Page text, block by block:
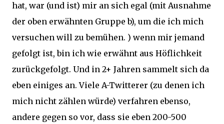
hat, war (und ist) mir an sich egal (mit Ausnahme
der oben erwähnten Gruppe b), um die ich mich
versuchen will zu bemühen. ) wenn mir jemand
gefolgt ist, bin ich wie erwähnt aus Höflichkeit
zurückgefolgt. Und in 2+ Jahren sammelt sich da
eben einiges an. Viele A-Twitterer (zu denen ich
mich nicht zählen würde) verfahren ebenso,
andere gegen so vor, dass sie eben 200-500